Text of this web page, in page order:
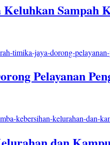
Pelayanan